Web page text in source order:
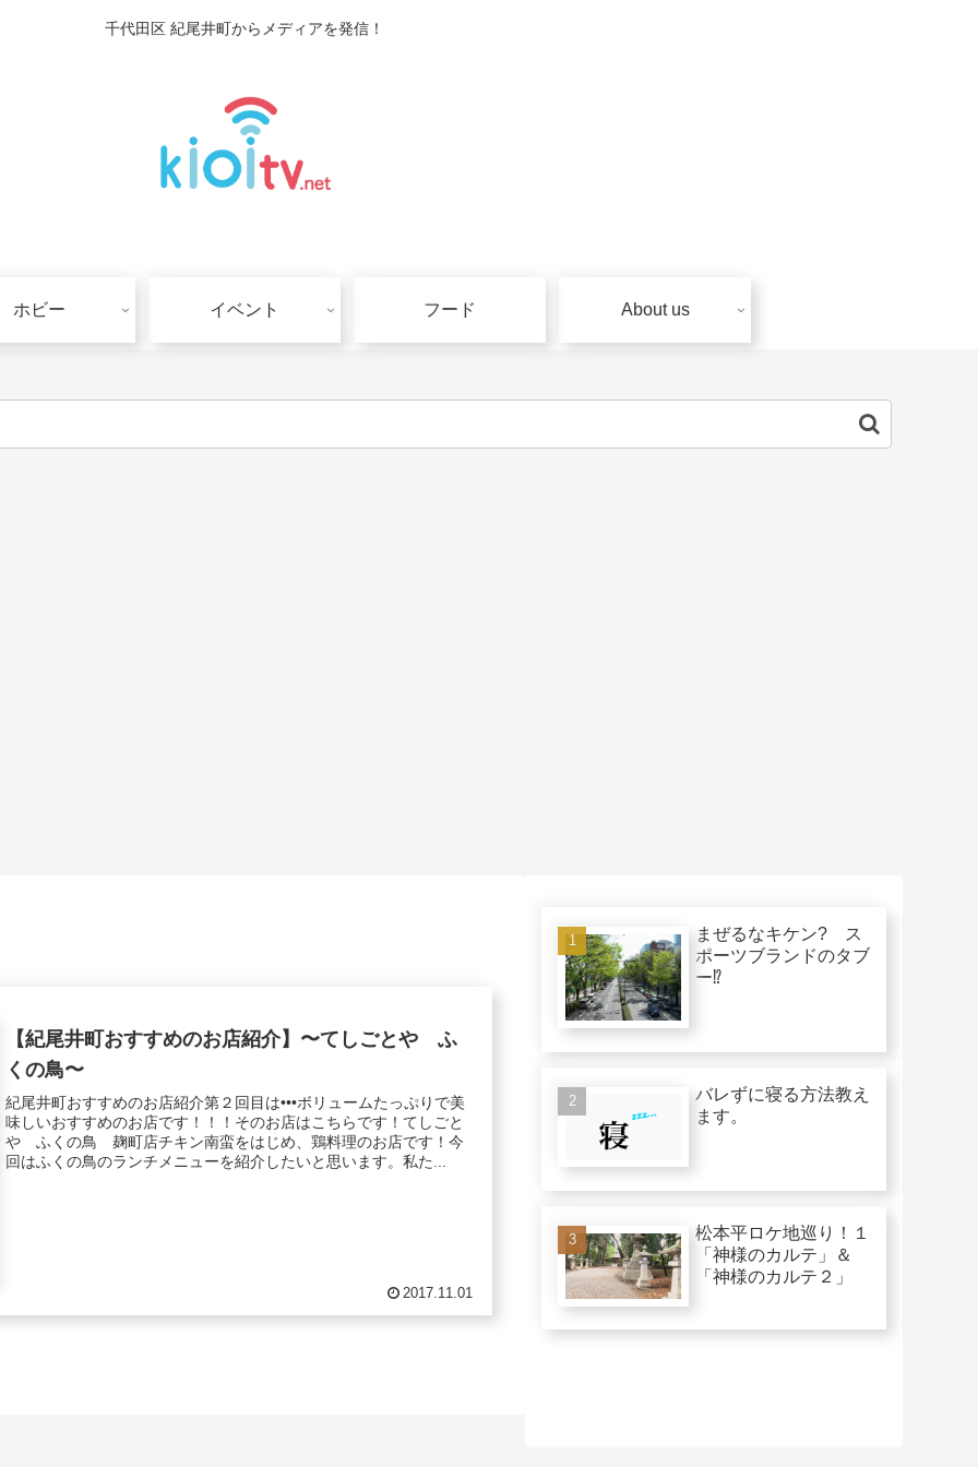
千代田区 紀尾井町からメディアを発信！
ホビー イベント フード About us
【紀尾井町おすすめのお店紹介】〜てしごとや ふ
くの鳥〜
紀尾井町おすすめのお店紹介第２回目は•••ボリュームたっぷりで美
味しいおすすめのお店です！！！そのお店はこちらです！てしごと
や ふくの鳥 麹町店チキン南蛮をはじめ、鶏料理のお店です！今
回はふくの鳥のランチメニューを紹介したいと思います。私た...
2017.11.01
まぜるなキケン? ス
ポーツブランドのタブ
ー⁉︎
バレずに寝る方法教え
ます。
松本平ロケ地巡り！１
「神様のカルテ」＆
「神様のカルテ２」